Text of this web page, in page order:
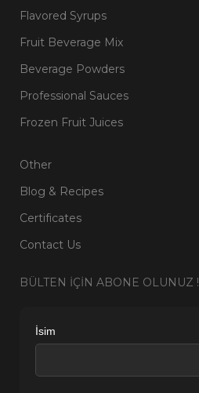
Flavored Syrups
Fruit Beverage Mix
Beverage Powders
Professional Sauces
Frozen Fruit Juices
Other
Blog & Recipes
Certificates
Contact Us
BÜLTEN İÇİN ABONE OLUNUZ !
İsim